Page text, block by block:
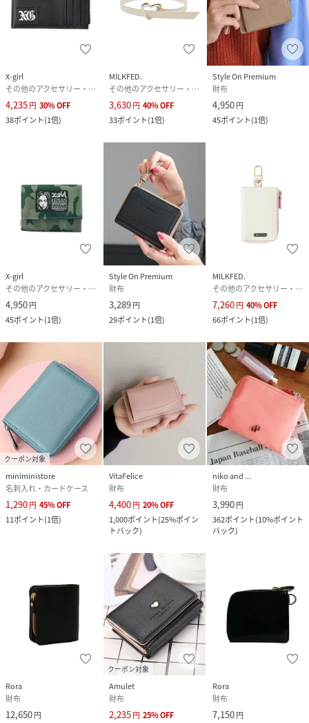
X-girl
その他のアクセサリー・腕時計
4,235円 30%OFF
38ポイント(1倍)
MILKFED.
その他のアクセサリー・腕時計
3,630円 40%OFF
33ポイント(1倍)
Style On Premium
財布
4,950円
45ポイント(1倍)
X-girl
その他のアクセサリー・腕時計
4,950円
45ポイント(1倍)
Style On Premium
財布
3,289円
29ポイント(1倍)
MILKFED.
その他のアクセサリー・腕時計
7,260円 40%OFF
66ポイント(1倍)
クーポン対象
miniministore
名刺入れ・カードケース
1,290円 45%OFF
11ポイント(1倍)
VitaFelice
財布
4,400円 20%OFF
1,000ポイント(25%ポイン
トバック)
niko and ...
財布
3,990円
362ポイント(10%ポイント
バック)
Rora
財布
12,650円
クーポン対象
Amulet
財布
2,235円 25%OFF
Rora
財布
7,150円